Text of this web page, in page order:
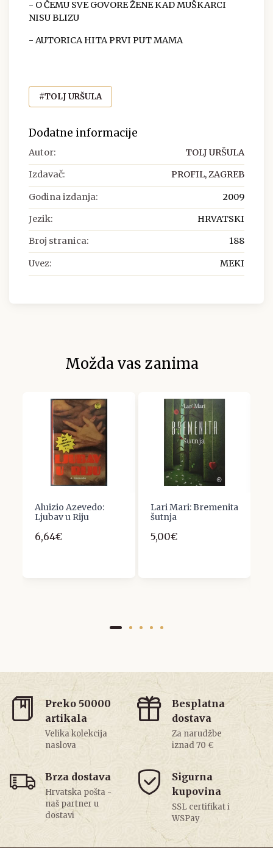
- O ČEMU SVE GOVORE ŽENE KAD MUŠKARCI
NISU BLIZU
- AUTORICA HITA PRVI PUT MAMA
#TOLJ URŠULA
Dodatne informacije
Autor: TOLJ URŠULA
Izdavač: PROFIL, ZAGREB
Godina izdanja: 2009
Jezik: HRVATSKI
Broj stranica: 188
Uvez: MEKI
Možda vas zanima
Aluizio Azevedo:
Ljubav u Riju
6,64€
Lari Mari: Bremenita
šutnja
5,00€
Preko 50000
artikala
Velika kolekcija
naslova
Besplatna
dostava
Za narudžbe
iznad 70 €
Brza dostava
Hrvatska pošta -
naš partner u
dostavi
Sigurna
kupovina
SSL certifikat i
WSPay